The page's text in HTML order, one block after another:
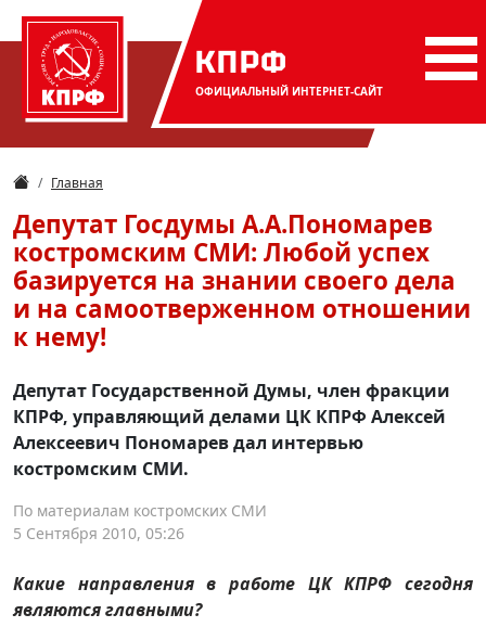
КПРФ
ОФИЦИАЛЬНЫЙ ИНТЕРНЕТ-САЙТ
Главная
Депутат Госдумы А.А.Пономарев
костромским СМИ: Любой успех
базируется на знании своего дела
и на самоотверженном отношении
к нему!
Депутат Государственной Думы, член фракции
КПРФ, управляющий делами ЦК КПРФ Алексей
Алексеевич Пономарев дал интервью
костромским СМИ.
По материалам костромских СМИ
5 Сентября 2010, 05:26
Какие направления в работе ЦК КПРФ сегодня
являются главными?